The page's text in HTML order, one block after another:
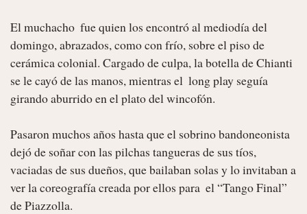
El muchacho  fue quien los encontró al mediodía del
domingo, abrazados, como con frío, sobre el piso de
cerámica colonial. Cargado de culpa, la botella de Chianti
se le cayó de las manos, mientras el  long play seguía
girando aburrido en el plato del wincofón.
Pasaron muchos años hasta que el sobrino bandoneonista
dejó de soñar con las pilchas tangueras de sus tíos,
vaciadas de sus dueños, que bailaban solas y lo invitaban a
ver la coreografía creada por ellos para  el “Tango Final”
de Piazzolla.